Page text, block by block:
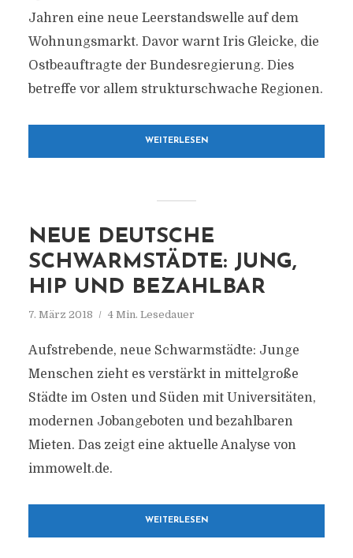
Jahren eine neue Leerstandswelle auf dem
Wohnungsmarkt. Davor warnt Iris Gleicke, die
Ostbeauftragte der Bundesregierung. Dies
betreffe vor allem strukturschwache Regionen.
WEITERLESEN
NEUE DEUTSCHE
SCHWARMSTÄDTE: JUNG,
HIP UND BEZAHLBAR
7. März 2018 4 Min. Lesedauer
Aufstrebende, neue Schwarmstädte: Junge
Menschen zieht es verstärkt in mittelgroße
Städte im Osten und Süden mit Universitäten,
modernen Jobangeboten und bezahlbaren
Mieten. Das zeigt eine aktuelle Analyse von
immowelt.de.
WEITERLESEN